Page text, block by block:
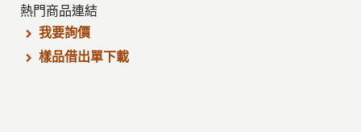
熱門商品連結
我要詢價
樣品借出單下載